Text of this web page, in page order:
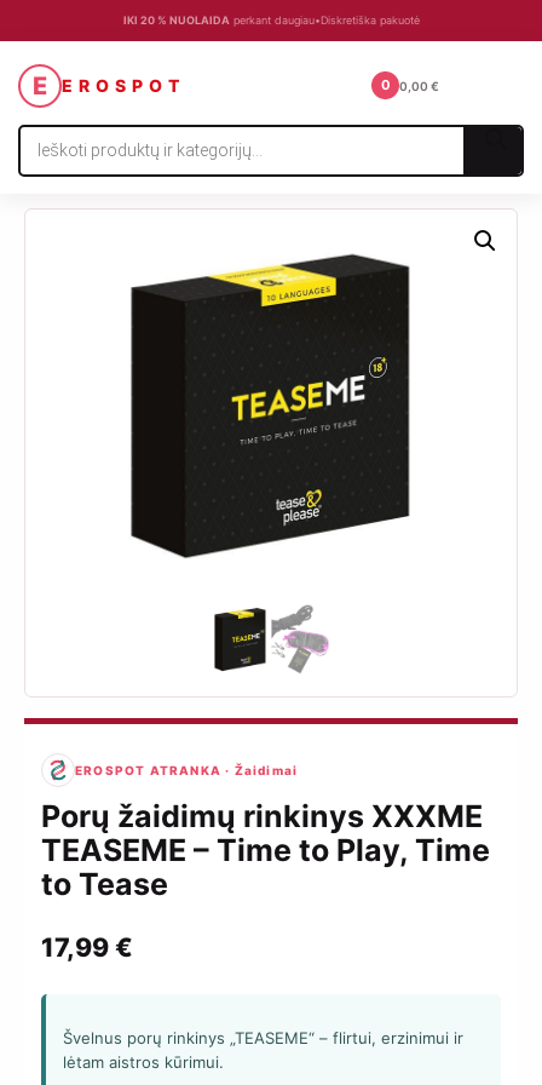
IKI 20 % NUOLAIDA perkant daugiau•Diskretiška pakuotė
E EROSPOT
Products
search
0 0,00 €
EROSPOT ATRANKA · Žaidimai
Porų žaidimų rinkinys XXXME
TEASEME – Time to Play, Time
to Tease
17,99€
Švelnus porų rinkinys „TEASEME“ – flirtui, erzinimui ir
lėtam aistros kūrimui.